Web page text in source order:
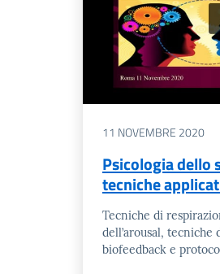
11 NOVEMBRE 2020
Psicologia dello
tecniche
Tecniche di
dell’arousal,
biofeedback e